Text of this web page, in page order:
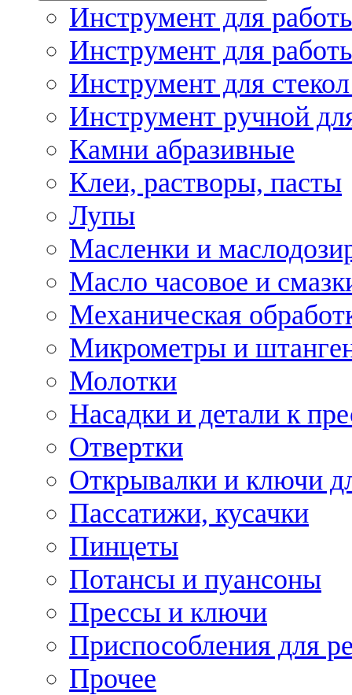
Инструмент для
Инструмент для
Инструмент для
Инструмент ручной
Камни абразивные
Клеи, растворы, пасты
Лупы
Масленки и
Масло часовое и
Механическая
Микрометры и
Молотки
Насадки и детали к
Отвертки
Открывалки и ключи
Пассатижи, кусачки
Пинцеты
Потансы и пуансоны
Прессы и ключи
Приспособления для
Прочее